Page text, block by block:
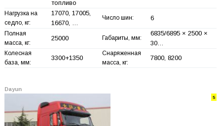
топливо
Нагрузка на
седло, кг:
17070, 17005,
16670, …
Число шин: 6
Полная
масса, кг:
25000 Габариты, мм:
6835/6895 × 2500 ×
30…
Колесная
база, мм:
3300+1350
Снаряженная
масса, кг:
7800, 8200
Dayun
5